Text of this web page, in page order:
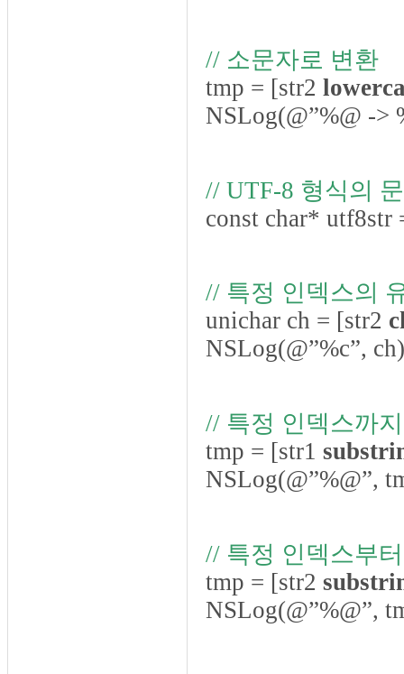
// 소문자로 변환
tmp = [str2
NSLog(@”%@ ->
// UTF-8 형식의
const char* utf8str
// 특정 인덱스의
unichar ch = [str2
NSLog(@”%c”,
// 특정 인덱스까
tmp = [str1
NSLog(@”%@”,
// 특정 인덱스부
tmp = [str2
NSLog(@”%@”,